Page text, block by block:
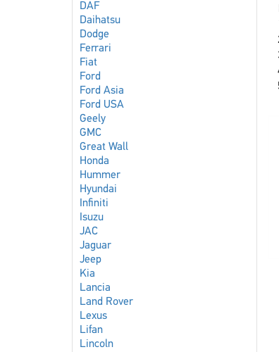
DAF
Daihatsu
Dodge
Ferrari
Fiat
Ford
Ford Asia
Ford USA
Geely
GMC
Great Wall
Honda
Hummer
Hyundai
Infiniti
Isuzu
JAC
Jaguar
Jeep
Kia
Lancia
Land Rover
Lexus
Lifan
Lincoln